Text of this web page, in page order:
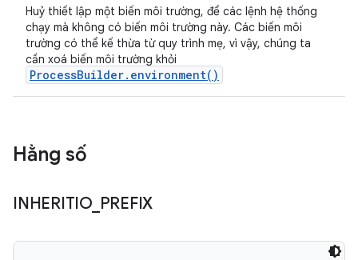
Huỷ thiết lập một biến môi trường, để các lệnh hệ thống
chạy mà không có biến môi trường này. Các biến môi
trường có thể kế thừa từ quy trình mẹ, vì vậy, chúng ta
cần xoá biến môi trường khỏi
ProcessBuilder.environment()
Hằng số
INHERITIO_ PREFIX